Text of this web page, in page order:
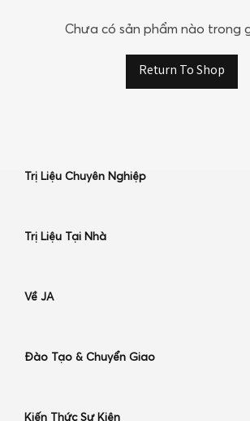
Chưa có sản phẩm nào trong
Return To Shop
Trị Liệu Chuyên Nghiệp
Trị Liệu Tại Nhà
Về JA
Đào Tạo & Chuyển Giao
Kiến Thức Sự Kiện